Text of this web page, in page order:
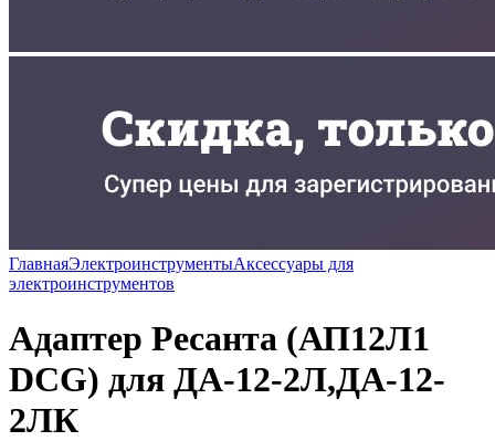
ГлавнаяЭлектроинструментыАксессуары для
электроинструментов
Адаптер Ресанта (АП12Л1
DCG) для ДА-12-2Л,ДА-12-
2ЛК